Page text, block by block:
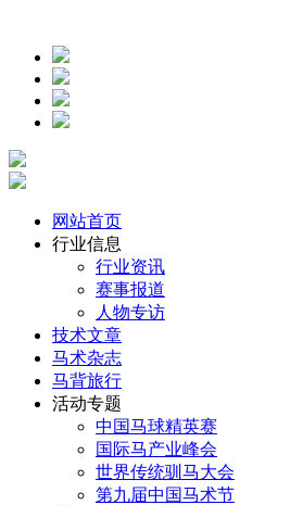
网站首页
行业信息
行业资讯
赛事报道
人物专访
技术文章
马术杂志
马背旅行
活动专题
中国马球精英赛
国际马产业峰会
世界传统驯马大会
第九届中国马术节